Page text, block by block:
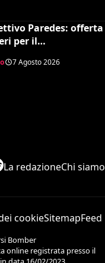
Paredes: offerta
per il
7 Agosto 2026
La redazioneChi siamo
cookieSitemapFeed
Bomber
online registrata presso il